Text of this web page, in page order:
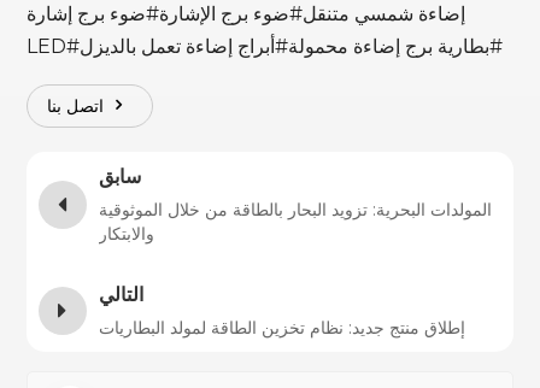
إضاءة شمسي متنقل#ضوء برج الإشارة#ضوء برج إشارة
LED#بطارية برج إضاءة محمولة#أبراج إضاءة تعمل بالديزل#
اتصل بنا
سابق
المولدات البحرية: تزويد البحار بالطاقة من خلال الموثوقية
والابتكار
التالي
إطلاق منتج جديد: نظام تخزين الطاقة لمولد البطاريات